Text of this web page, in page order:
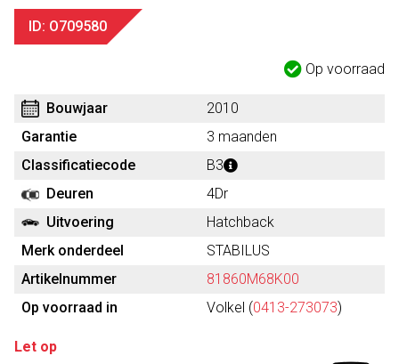
ID: O709580
Op voorraad
Bouwjaar
2010
Garantie
3 maanden
Classificatiecode
B3
Deuren
4Dr
Uitvoering
Hatchback
Merk onderdeel
STABILUS
Artikelnummer
81860M68K00
Op voorraad in
Volkel (0413-273073)
Let op